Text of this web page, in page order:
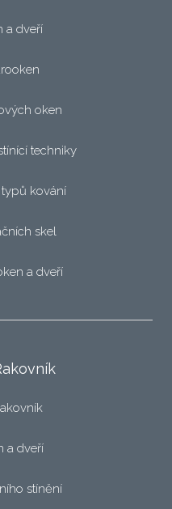
a dveří
oken
techniky
kování
skel
a dveří
a dveří
stínění